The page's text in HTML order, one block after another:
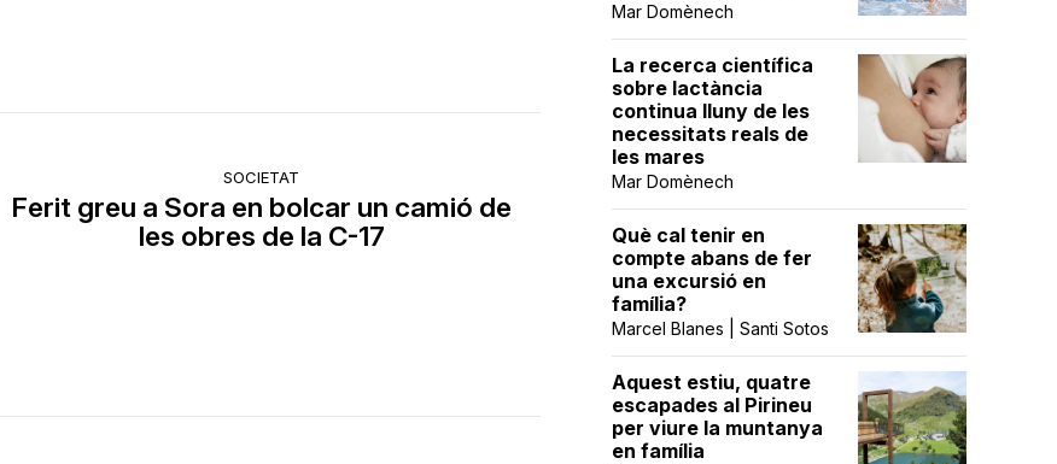
SOCIETAT
Ferit greu a Sora en bolcar un camió de
les obres de la C-17
Mar Domènech
La recerca científica
sobre lactància
continua lluny de les
necessitats reals de
les mares
Mar Domènech
Què cal tenir en
compte abans de fer
una excursió en
família?
Marcel Blanes | Santi Sotos
Aquest estiu, quatre
escapades al Pirineu
per viure la muntanya
en família